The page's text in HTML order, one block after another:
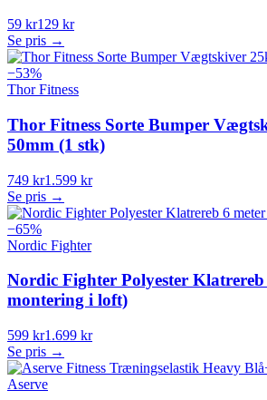
59 kr129 kr
Se pris →
−53%
Thor Fitness
Thor Fitness Sorte Bumper
50mm (1 stk)
749 kr1.599 kr
Se pris →
−65%
Nordic Fighter
Nordic Fighter Polyester
montering i loft)
599 kr1.699 kr
Se pris →
Aserve